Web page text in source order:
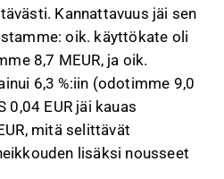
Kannattavuus jäi sen
oik. käyttökate oli
8,7 MEUR, ja oik.
6,3 %:iin (odotimme 9,0
0,04 EUR jäi kauas
mitä selittävät
lisäksi nousseet